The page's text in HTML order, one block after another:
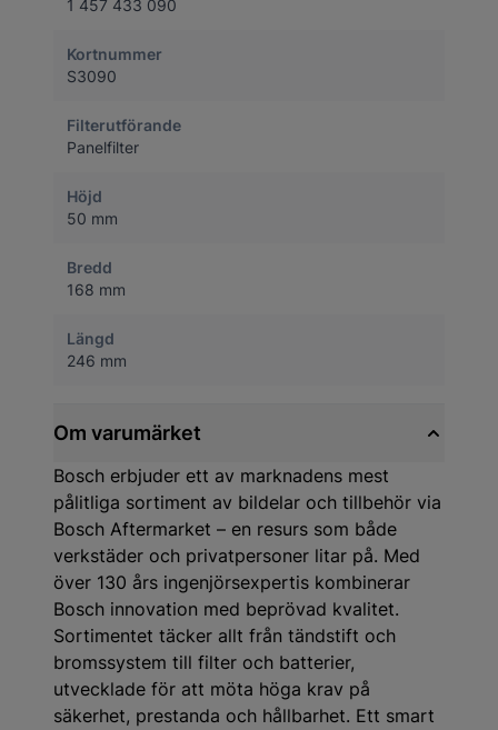
1 457 433 090
Kortnummer
S3090
Filterutförande
Panelfilter
Höjd
50 mm
Bredd
168 mm
Längd
246 mm
Om varumärket
Bosch erbjuder ett av marknadens mest
pålitliga sortiment av bildelar och tillbehör via
Bosch Aftermarket – en resurs som både
verkstäder och privatpersoner litar på. Med
över 130 års ingenjörsexpertis kombinerar
Bosch innovation med beprövad kvalitet.
Sortimentet täcker allt från tändstift och
bromssystem till filter och batterier,
utvecklade för att möta höga krav på
säkerhet, prestanda och hållbarhet. Ett smart